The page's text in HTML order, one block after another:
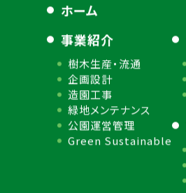
ホーム
事業紹介
樹木生産・流通
企画設計
造園工事
緑地メンテナンス
公園運営管理
Green Sustainable